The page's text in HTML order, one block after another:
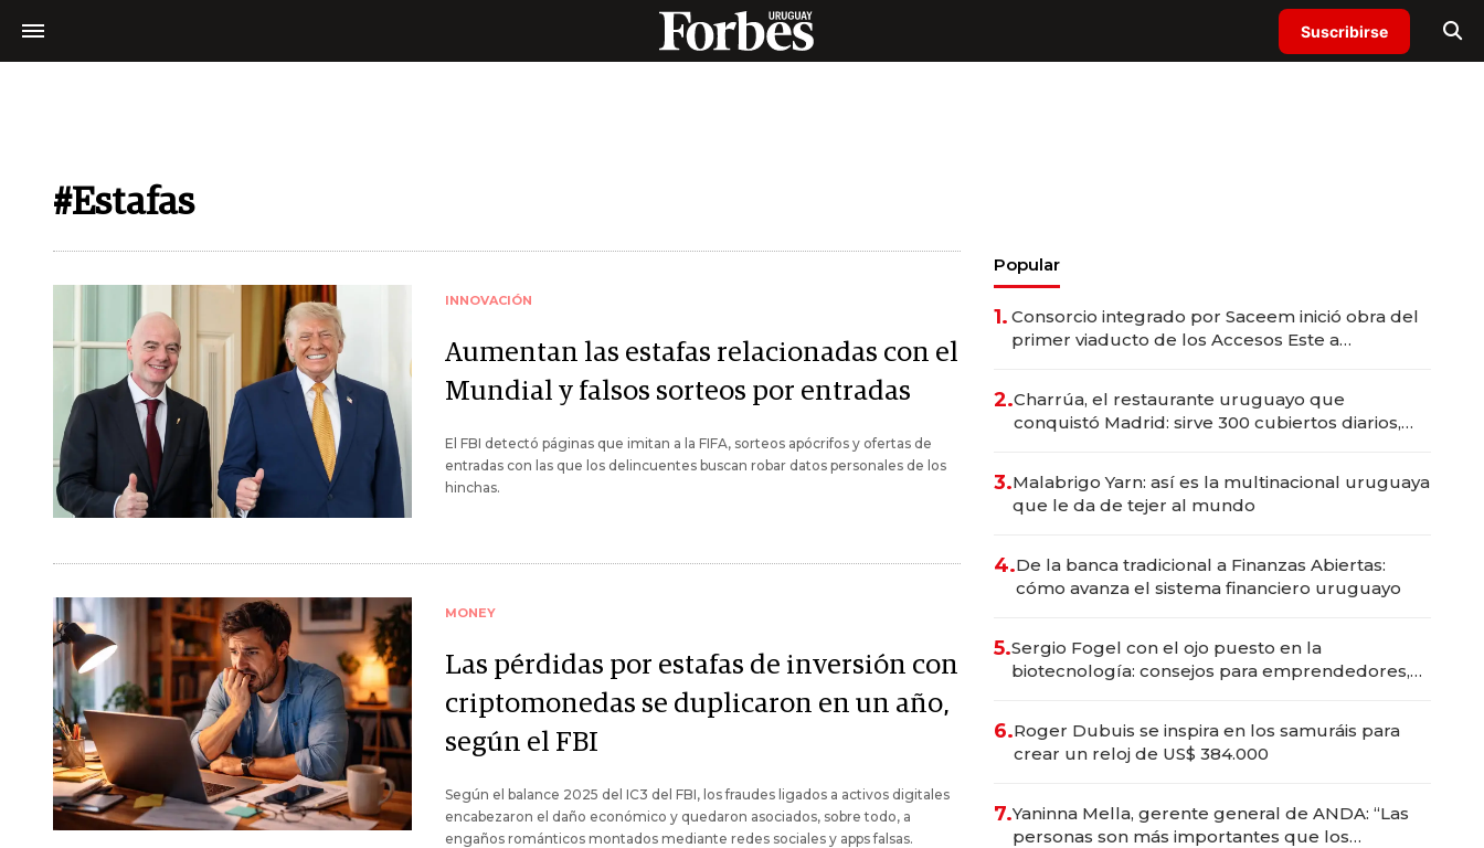
Suscribirse
#Estafas
INNOVACIÓN
Aumentan las estafas relacionadas con el
Mundial y falsos sorteos por entradas
El FBI detectó páginas que imitan a la FIFA, sorteos apócrifos y ofertas de
entradas con las que los delincuentes buscan robar datos personales de los
hinchas.
MONEY
Las pérdidas por estafas de inversión con
criptomonedas se duplicaron en un año,
según el FBI
Según el balance 2025 del IC3 del FBI, los fraudes ligados a activos digitales
encabezaron el daño económico y quedaron asociados, sobre todo, a
engaños románticos montados mediante redes sociales y apps falsas.
Popular
1. Consorcio integrado por Saceem inició obra del
primer viaducto de los Accesos Este a
2.Charrúa, el restaurante uruguayo que
conquistó Madrid: sirve 300 cubiertos diarios,
3.Malabrigo Yarn: así es la multinacional uruguaya
que le da de tejer al mundo
4.De la banca tradicional a Finanzas Abiertas:
cómo avanza el sistema financiero uruguayo
5.Sergio Fogel con el ojo puesto en la
biotecnología: consejos para emprendedores,
6.Roger Dubuis se inspira en los samuráis para
crear un reloj de US$ 384.000
7.Yaninna Mella, gerente general de ANDA: “Las
personas son más importantes que los